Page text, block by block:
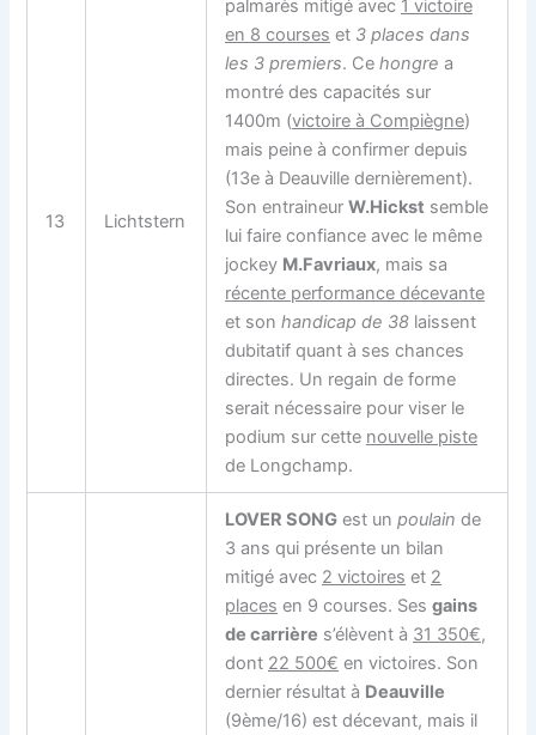
13 Lichtstern
palmarès mitigé avec 1 victoire
en 8 courses et 3 places dans
les 3 premiers. Cehongre a
montré des capacités sur
1400m (victoire à Compiègne)
mais peine à confirmer depuis
(13e à Deauville dernièrement).
Son entraineurW.Hickst semble
lui faire confiance avec le même
jockey M.Favriaux, mais sa
récente performance décevante
et sonhandicap de 38 laissent
dubitatif quant à ses chances
directes. Un regain de forme
serait nécessaire pour viser le
podium sur cette nouvelle piste
de Longchamp.
LOVER SONG est unpoulain de
3 ans qui présente un bilan
mitigé avec 2 victoires et 2
places en 9 courses. Sesgains
de carrière s’élèvent à 31 350€,
dont 22 500€ en victoires. Son
dernier résultat à Deauville
(9ème/16) est décevant, mais il